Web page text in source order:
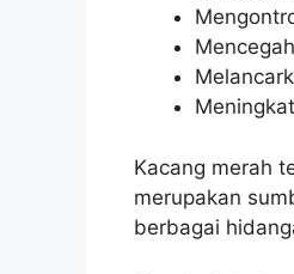
Kacang merah
merupakan
berbagai